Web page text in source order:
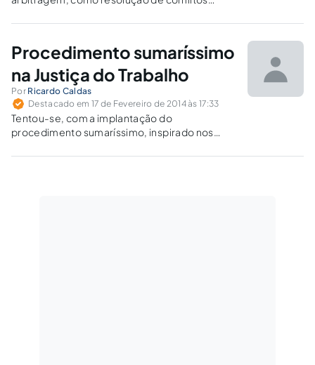
atividades do setor privado, sob a perspectiva
Procedimento sumaríssimo
na Justiça do Trabalho
Por Ricardo Caldas
Destacado em 17 de Fevereiro de 2014 às 17:33
Tentou-se, com a implantação do
procedimento sumaríssimo, inspirado nos
simplicidade ao Processo do Trabalho, o qual